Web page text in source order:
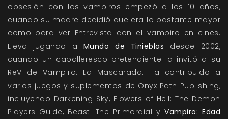
obsesión con los vampiros empezó a los 10 años,
cuando su madre decidió que era lo bastante mayor
como para ver Entrevista con el vampiro en cines.
Lleva jugando a Mundo de Tinieblas desde 2002,
cuando un caballeresco pretendiente la invitó a su
ReV de Vampiro: La Mascarada. Ha contribuido a
varios juegos y suplementos de Onyx Path Publishing,
incluyendo Darkening Sky, Flowers of Hell: The Demon
Players Guide, Beast: The Primordial yVampiro: Edad